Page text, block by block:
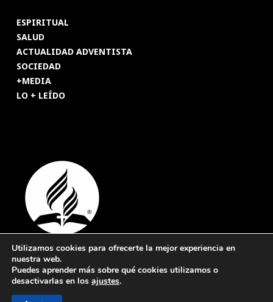
ESPIRITUAL
SALUD
ACTUALIDAD ADVENTISTA
SOCIEDAD
+MEDIA
LO + LEÍDO
© 2026 Revista Adventista de España. UICASDE. Derechos
reservados.
Utilizamos cookies para ofrecerte la mejor experiencia en
nuestra web.
Puedes aprender más sobre qué cookies utilizamos o
desactivarlas en los ajustes.